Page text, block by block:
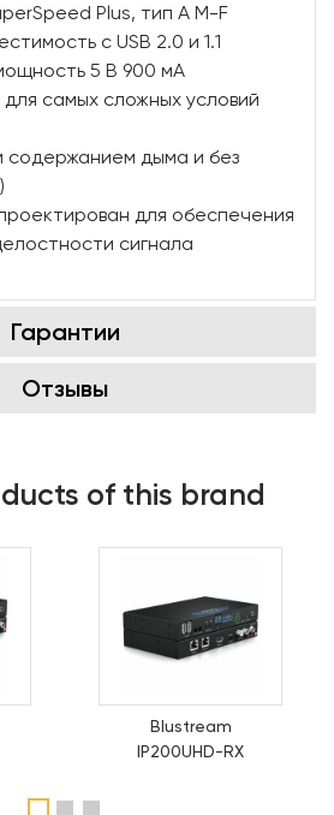
Plus, тип A M-F
с USB 2.0 и 1.1
5 В 900 мА
самых сложных условий
содержанием дыма и без
для обеспечения
сигнала
Гарантии
Отзывы
of this brand
Blustream
IP200UHD-RX